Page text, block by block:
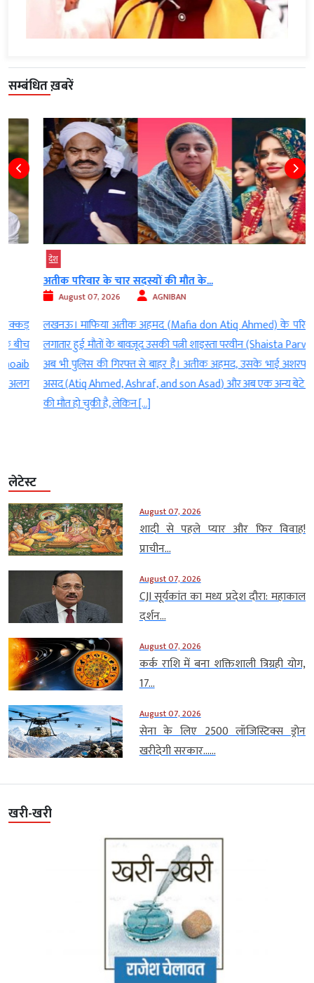
सम्बंधित ख़बरें
अतीक परिवार के चार सदस्यों की मौत के...
August 07, 2026 AGNIBAN
लखनऊ। माफिया अतीक अहमद (Mafia don Atiq Ahmed) के परिवार में
लगातार हुई मौतों के बावजूद उसकी पत्नी शाइस्ता परवीन (Shaista Parveen)
अब भी पुलिस की गिरफ्त से बाहर है। अतीक अहमद, उसके भाई अशरफ, बेटे
असद (Atiq Ahmed, Ashraf, and son Asad) और अब एक अन्य बेटे अबान
की मौत हो चुकी है, लेकिन […]
लेटेस्ट
August 07, 2026
शादी से पहले प्यार और फिर विवाह!
प्राचीन...
August 07, 2026
CJI सूर्यकांत का मध्य प्रदेश दौरा: महाकाल
दर्शन...
August 07, 2026
कर्क राशि में बना शक्तिशाली त्रिग्रही योग,
17...
August 07, 2026
सेना के लिए 2500 लॉजिस्टिक्स ड्रोन
खरीदेगी सरकार…...
खरी-खरी